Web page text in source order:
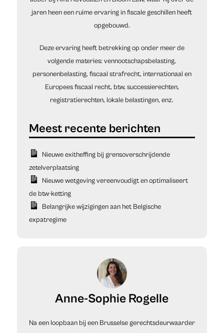
jaren heen een ruime ervaring in fiscale geschillen heeft
opgebouwd.
Deze ervaring heeft betrekking op onder meer de
volgende materies: vennootschapsbelasting,
personenbelasting, fiscaal strafrecht, internationaal en
Europees fiscaal recht, btw, successierechten,
registratierechten, lokale belastingen, enz.
Nieuwe exitheffing bij grensoverschrijdende
zetelverplaatsing
Nieuwe wetgeving vereenvoudigt en optimaliseert
de btw-ketting
Belangrijke wijzigingen aan het Belgische
expatregime
Anne-Sophie Rogelle
Na een loopbaan bij een Brusselse gerechtsdeurwaarder